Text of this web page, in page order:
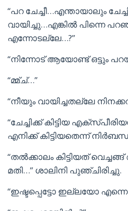
“പറ ചേച്ചീ…എന്തായാലും
വായിച്ചു…എങ്കിൽ പിന്നെ
എന്നോടല്ലേ…?”
“നിന്നോട് ആയോണ്ട് ഒട്ടും
“മ്മ്ച്…”
“നീയും വായിച്ചതല്ലേ
“ചേച്ചിക്ക് കിട്ടിയ
എനിക്ക് കിട്ടിയതെന്ന്
“തൽക്കാലം കിട്ടിയത്
മതി…” ശാലിനി പുഞ്ചിരിച്ചു.
“ഇഷ്ടപ്പെട്ടോ ഇല്ലയോ